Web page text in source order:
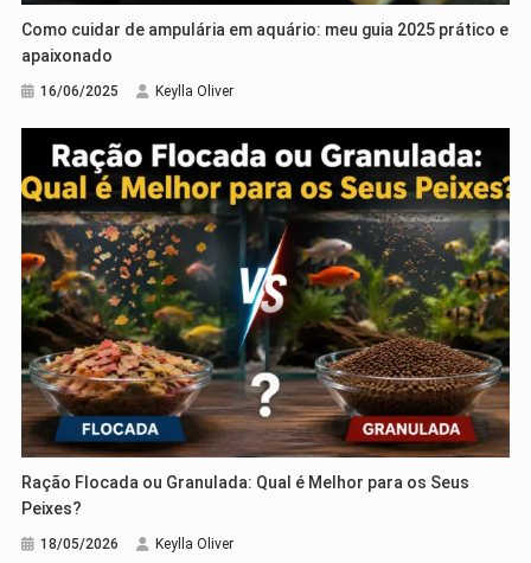
Como cuidar de ampulária em aquário: meu guia 2025 prático e
apaixonado
16/06/2025 Keylla Oliver
Ração Flocada ou Granulada: Qual é Melhor para os Seus
Peixes?
18/05/2026 Keylla Oliver